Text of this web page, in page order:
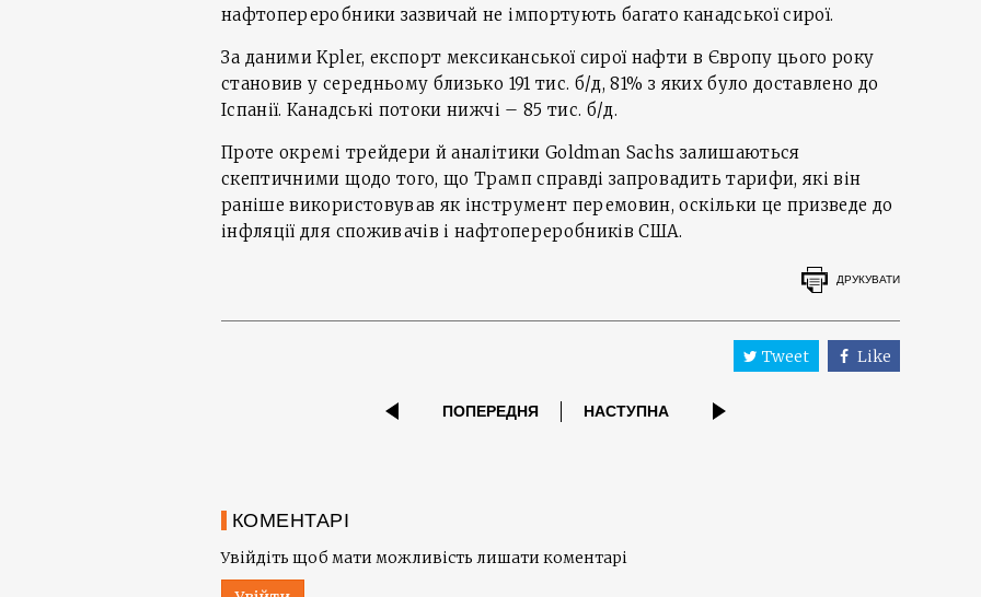
нафтопереробники зазвичай не імпортують багато канадської сирої.
За даними Kpler, експорт мексиканської сирої нафти в Європу цього року
становив у середньому близько 191 тис. б/д, 81% з яких було доставлено до
Іспанії. Канадські потоки нижчі – 85 тис. б/д.
Проте окремі трейдери й аналітики Goldman Sachs залишаються
скептичними щодо того, що Трамп справді запровадить тарифи, які він
раніше використовував як інструмент перемовин, оскільки це призведе до
інфляції для споживачів і нафтопереробників США.
ДРУКУВАТИ
Tweet Like
ПОПЕРЕДНЯ НАСТУПНА
КОМЕНТАРІ
Увійдіть щоб мати можливість лишати коментарі